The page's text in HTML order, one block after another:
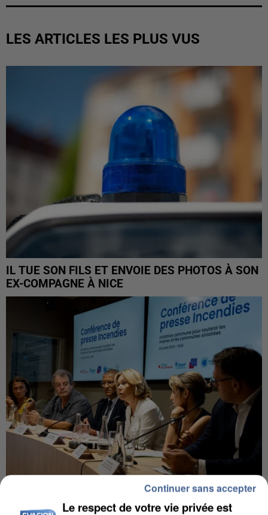
LES ARTICLES LES PLUS VUS
IL TUE SON FILS ET ENVOIE DES PHOTOS À SON
EX-COMPAGNE À NICE
INCENDIES : L’ÎLE-DE-FRANCE LANCE UN ÉLAN
Le respect de votre vie privée est
Continuer sans accepter